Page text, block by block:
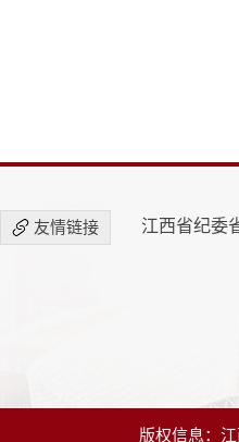
友情链接 江西省纪委
版权信息：